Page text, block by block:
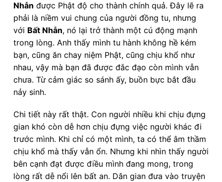
Nhẫn được Phật độ cho thành chính quả. Đây lẽ ra
phải là niềm vui chung của người đồng tu, nhưng
với Bất Nhẫn, nó lại trở thành một cú động mạnh
trong lòng. Anh thấy mình tu hành không hề kém
bạn, cũng ăn chay niệm Phật, cũng chịu khổ như
nhau, vậy mà bạn đã được đắc đạo còn mình vẫn
chưa. Từ cảm giác so sánh ấy, buồn bực bắt đầu
nảy sinh.
Chi tiết này rất thật. Con người nhiều khi chịu đựng
gian khó còn dễ hơn chịu đựng việc người khác đi
trước mình. Khi chỉ có một mình, ta có thể âm thầm
chịu khổ mà thấy vẫn ổn. Nhưng khi nhìn thấy người
bên cạnh đạt được điều mình đang mong, trong
lòng rất dễ nổi lên bất an. Dân gian đưa vào truyện